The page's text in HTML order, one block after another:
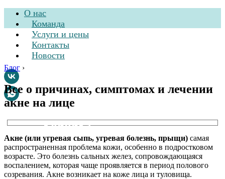
О нас
Команда
Услуги и цены
Контакты
Новости
Стоматологическая
клиника
Блог ›
Все о причинах, симптомах и лечении
акне на лице
Акне (или угревая сыпь, угревая болезнь, прыщи) самая
распространенная проблема кожи, особенно в подростковом
возрасте. Это болезнь сальных желез, сопровождающаяся
воспалением, которая чаще проявляется в период полового
созревания. Акне возникает на коже лица и туловища.